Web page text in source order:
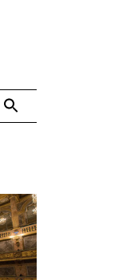
for:
Search Button